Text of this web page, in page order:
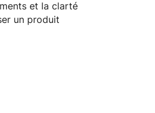
et la clarté
un produit